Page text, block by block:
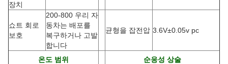
장치
쇼트 회로
보호
200-800 우리 자
동차는 배포를
복구하거나 고발
합니다
균형을 잡전압 3.6V±0.05v pc
온도 범위
순응성 상술